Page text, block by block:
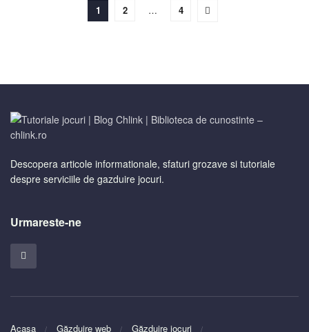
1 2 … 4
Descopera articole informationale, sfaturi grozave si tutoriale
despre serviciile de gazduire jocuri.
Urmareste-ne
Acasa Găzduire web Găzduire jocuri